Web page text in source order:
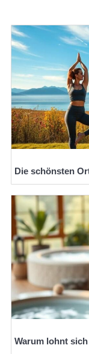
Die schönsten
Warum lohnt